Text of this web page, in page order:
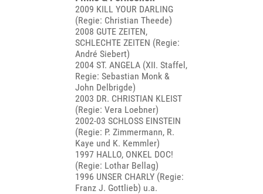
2009 KILL YOUR DARLING
(Regie: Christian Theede)
2008 GUTE ZEITEN,
SCHLECHTE ZEITEN (Regie:
André Siebert)
2004 ST. ANGELA (XII. Staffel,
Regie: Sebastian Monk &
John Delbrigde)
2003 DR. CHRISTIAN KLEIST
(Regie: Vera Loebner)
2002-03 SCHLOSS EINSTEIN
(Regie: P. Zimmermann, R.
Kaye und K. Kemmler)
1997 HALLO, ONKEL DOC!
(Regie: Lothar Bellag)
1996 UNSER CHARLY (Regie:
Franz J. Gottlieb) u.a.